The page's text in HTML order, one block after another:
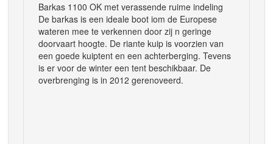
Barkas 1100 OK met verassende ruime indeling
De barkas is een ideale boot iom de Europese
wateren mee te verkennen door zij n geringe
doorvaart hoogte. De riante kuip is voorzien van
een goede kuiptent en een achterberging. Tevens
is er voor de winter een tent beschikbaar. De
overbrenging is in 2012 gerenoveerd.